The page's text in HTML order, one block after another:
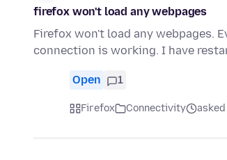
firefox won't load any webpages
Firefox won't load any webpages.
connection is working. I have
Open 1
Firefox Connectivity asked